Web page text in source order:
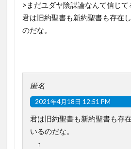
>まだユダヤ陰謀論なんて信じ
君は旧約聖書も新約聖書も存在
のだな。
匿名
2021年4月18日 12:51 PM
君は旧約聖書も新約聖書も存
いるのだな。
↑